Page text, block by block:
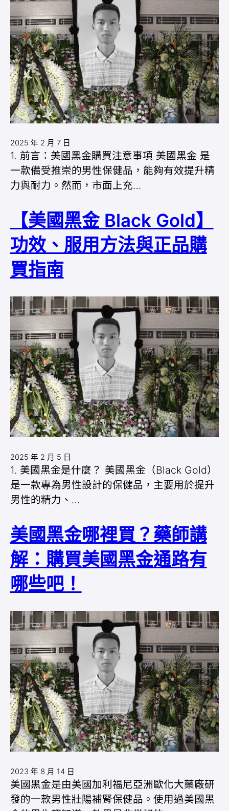
2025 年 2 月 7 日
1. 前言：美國黑金購買注意事項 美國黑金 是
一款備受推崇的男性保健品，能夠有效提升精
力與耐力。然而，市面上充…
【美國黑金 Black Gold】
功效、服用方法與正品購
買指南
2025 年 2 月 5 日
1. 美國黑金是什麼？ 美國黑金（Black Gold）
是一款專為男性設計的保健品，主要用於提升
男性的精力、…
美國黑金哪裡買？藥師講
解：購買美國黑金通路有
哪些吧！
2023 年 8 月 14 日
美國黑金是由美國加利福尼亞洲歐化大藥廠研
發的一款男性壯陽補腎保健品。使用過美國黑